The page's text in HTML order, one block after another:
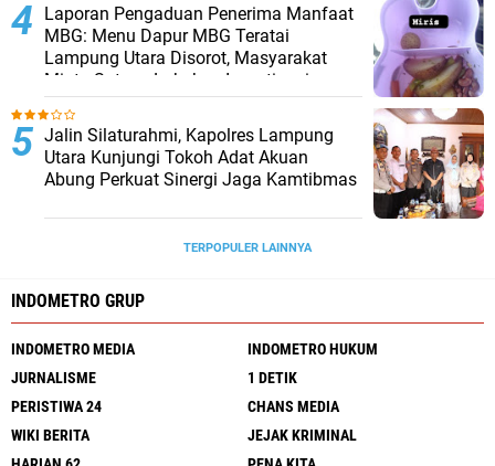
Laporan Pengaduan Penerima Manfaat
MBG: Menu Dapur MBG Teratai
Lampung Utara Disorot, Masyarakat
Minta Satgas Lakukan Investigasi
Jalin Silaturahmi, Kapolres Lampung
Utara Kunjungi Tokoh Adat Akuan
Abung Perkuat Sinergi Jaga Kamtibmas
TERPOPULER LAINNYA
INDOMETRO GRUP
INDOMETRO MEDIA
INDOMETRO HUKUM
JURNALISME
1 DETIK
PERISTIWA 24
CHANS MEDIA
WIKI BERITA
JEJAK KRIMINAL